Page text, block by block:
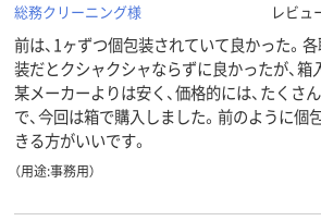
総務クリーニング様
レビュ
前は、1ヶずつ個包装されていて良かった。
装だとクシャクシャならずに良かったが、箱
某メーカーよりは安く、価格的には、たくさ
で、今回は箱で購入しました。前のように個
きる方がいいです。
（用途:事務用）